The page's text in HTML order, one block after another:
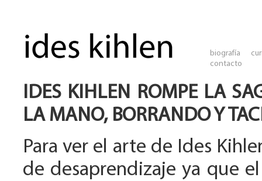
IDES KIHLEN ROMPE LA
LA MANO, BORRANDO Y
Para ver el arte de Ides
de desaprendizaje ya que
biografía
contacto